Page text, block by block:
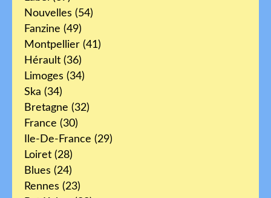
Nouvelles (54)
Fanzine (49)
Montpellier (41)
Hérault (36)
Limoges (34)
Ska (34)
Bretagne (32)
France (30)
Ile-De-France (29)
Loiret (28)
Blues (24)
Rennes (23)